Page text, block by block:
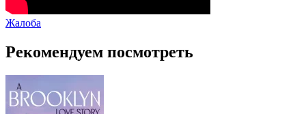
Жалоба
Рекомендуем посмотреть